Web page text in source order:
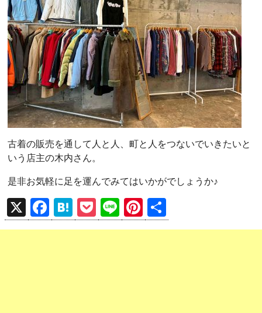
古着の販売を通して人と人、町と人をつないでいきたいと
いう店主の木内さん。
是非お気軽に足を運んでみてはいかがでしょうか♪
X
F
a
H
at
P
o
Li
n
Pi
nt 有